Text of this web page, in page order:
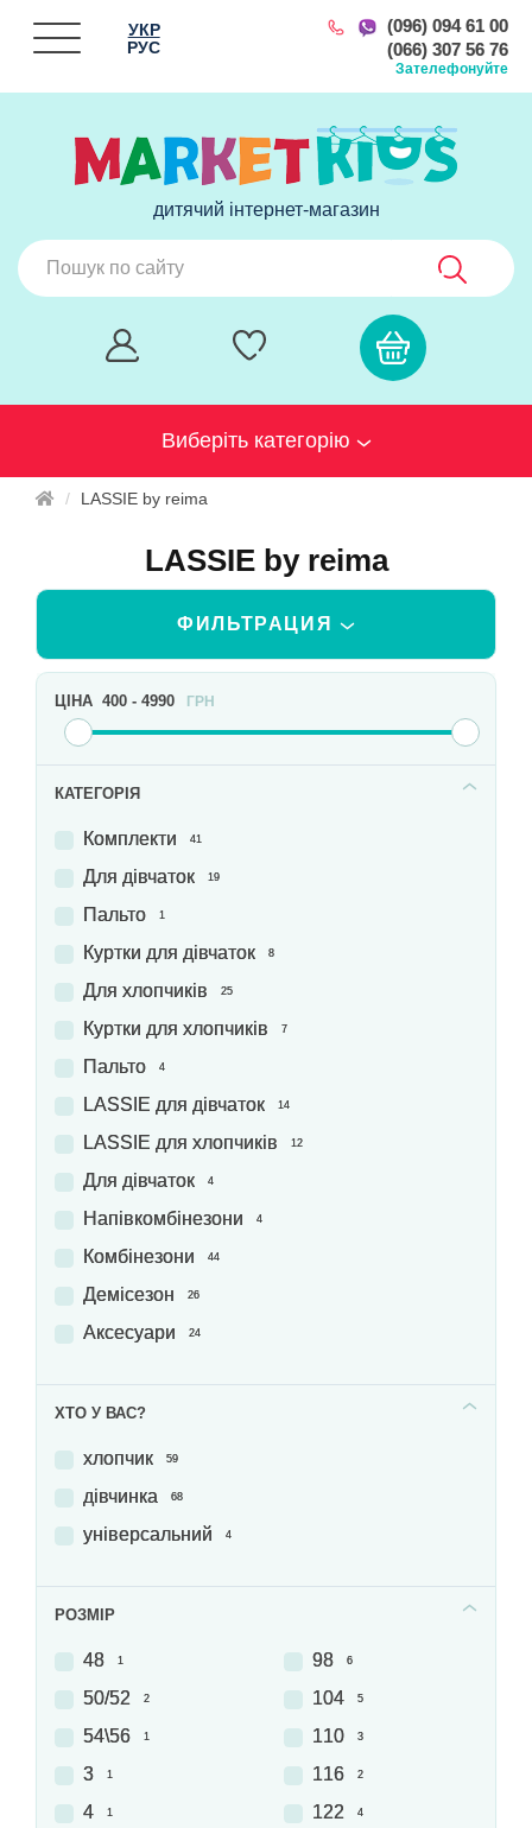
(096) 094 61 00
(066) 307 56 76
Зателефонуйте
УКР
РУС
дитячий інтернет-магазин
Виберіть категорію
LASSIE by reima
LASSIE by reima
ФИЛЬТРАЦИЯ
ЦІНА 400 - 4990 ГРН
КАТЕГОРІЯ
Комплекти 41
Для дівчаток 19
Пальто 1
Куртки для дівчаток 8
Для хлопчиків 25
Куртки для хлопчиків 7
Пальто 4
LASSIE для дівчаток 14
LASSIE для хлопчиків 12
Для дівчаток 4
Напівкомбінезони 4
Комбінезони 44
Демісезон 26
Аксесуари 24
ХТО У ВАС?
хлопчик 59
дівчинка 68
універсальний 4
РОЗМІР
48 1
50/52 2
54\56 1
3 1
4 1
98 6
104 5
110 3
116 2
122 4